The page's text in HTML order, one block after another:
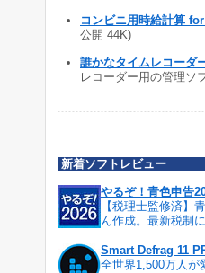
コンビニ用時給計算
公開 44K)
誰かなタイムレコーダ
レコーダー用の管理ソ
新着ソフトレビュー
やるぞ！青色申告
【税理士監修済】
ん作成。最新税制
Smart Defrag 11
全世界1,500万人が